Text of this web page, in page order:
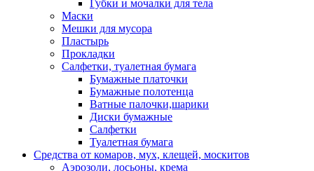
Губки и мочалки для тела
Маски
Мешки для мусора
Пластырь
Прокладки
Салфетки, туалетная бумага
Бумажные платочки
Бумажные полотенца
Ватные палочки,шарики
Диски бумажные
Салфетки
Туалетная бумага
Средства от комаров, мух, клещей, москитов
Аэрозоли, лосьоны, крема